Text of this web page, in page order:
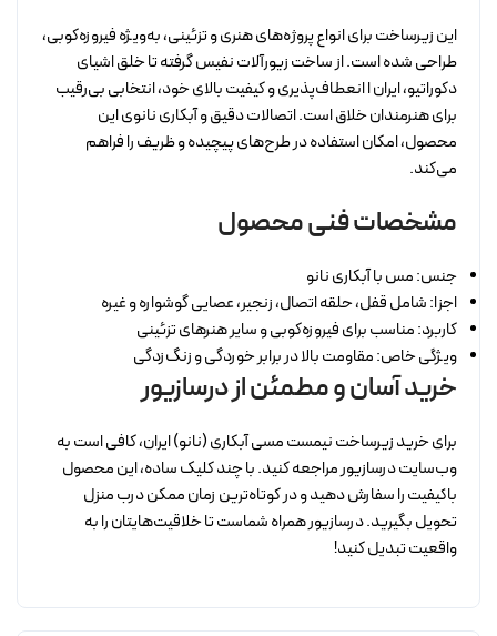
این زیرساخت برای انواع پروژه‌های هنری و تزئینی، به‌ویژه فیروزه‌کوبی،
طراحی شده است. از ساخت زیورآلات نفیس گرفته تا خلق اشیای
دکوراتیو، ایران ا انعطاف‌پذیری و کیفیت بالای خود، انتخابی بی‌رقیب
برای هنرمندان خلاق است. اتصالات دقیق و آبکاری نانوی این
محصول، امکان استفاده در طرح‌های پیچیده و ظریف را فراهم
می‌کند.
مشخصات فنی محصول
جنس: مس با آبکاری نانو
اجزا: شامل قفل، حلقه اتصال، زنجیر، عصایی گوشواره و غیره
کاربرد: مناسب برای فیروزه‌کوبی و سایر هنرهای تزئینی
ویژگی خاص: مقاومت بالا در برابر خوردگی و زنگ‌زدگی
خرید آسان و مطمئن از درسازیور
برای خرید زیرساخت نیمست مسی آبکاری (نانو) ایران، کافی است به
وب‌سایت درسازیور مراجعه کنید. با چند کلیک ساده، این محصول
باکیفیت را سفارش دهید و در کوتاه‌ترین زمان ممکن درب منزل
تحویل بگیرید. درسازیور همراه شماست تا خلاقیت‌هایتان را به
واقعیت تبدیل کنید!